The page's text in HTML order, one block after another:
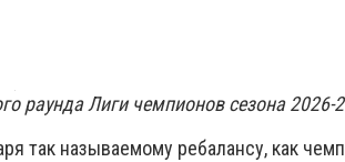
раунда Лиги чемпионов сезона 2026-
так называемому ребалансу, как